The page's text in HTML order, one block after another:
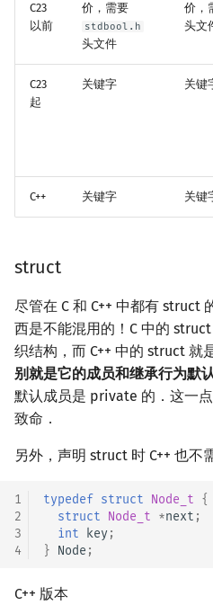
C23
以前
价，需要
stdbool.h
头文件
价，
头文
C23
起
关键字 关键
C++ 关键字 关键
struct
尽管在 C 和 C++ 中都有 struct
西是不能混用的！C 中的
织结构，而 C++ 中的 struct 就
别就是它的成员和继承行为默
默认成员是 private 的．这一
致命．
另外，声明 struct 时 C++ 也不
1
2
3
4
typedef struct Node_t {
struct Node_t *next ;
int
key;
} Node ;
C++ 版本